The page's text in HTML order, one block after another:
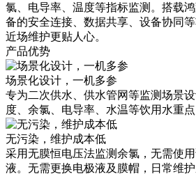
氯、电导率、温度等指标监测。搭载
备的安全连接、数据共享、设备协同
近场维护更贴人心。
产品优势
场景化设计，一机多参
专为二次供水、供水管网等监测场景
度、余氯、电导率、水温等饮用水重点
无污染，维护成本低
采用无膜恒电压法监测余氯，无需使
液。无需更换电极液及膜帽，日常维护